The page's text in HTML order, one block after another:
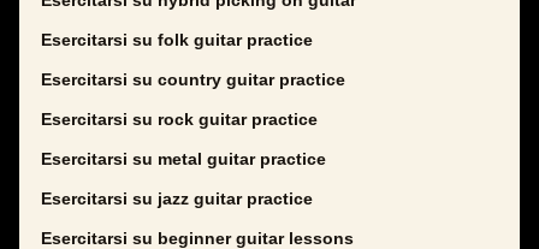
Esercitarsi su folk guitar practice
Esercitarsi su country guitar practice
Esercitarsi su rock guitar practice
Esercitarsi su metal guitar practice
Esercitarsi su jazz guitar practice
Esercitarsi su beginner guitar lessons